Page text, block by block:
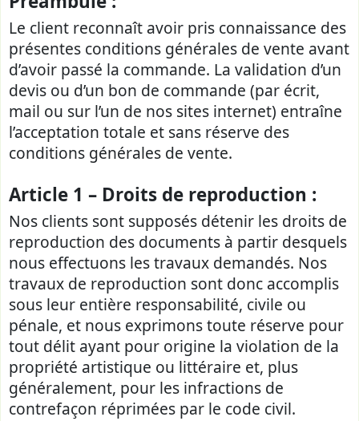
Le client reconnaît avoir pris connaissance des
présentes conditions générales de vente avant
d’avoir passé la commande. La validation d’un
devis ou d’un bon de commande (par écrit,
mail ou sur l’un de nos sites internet) entraîne
l’acceptation totale et sans réserve des
conditions générales de vente.
Article 1 – Droits de reproduction :
Nos clients sont supposés détenir les droits de
reproduction des documents à partir desquels
nous effectuons les travaux demandés. Nos
travaux de reproduction sont donc accomplis
sous leur entière responsabilité, civile ou
pénale, et nous exprimons toute réserve pour
tout délit ayant pour origine la violation de la
propriété artistique ou littéraire et, plus
généralement, pour les infractions de
contrefaçon réprimées par le code civil.